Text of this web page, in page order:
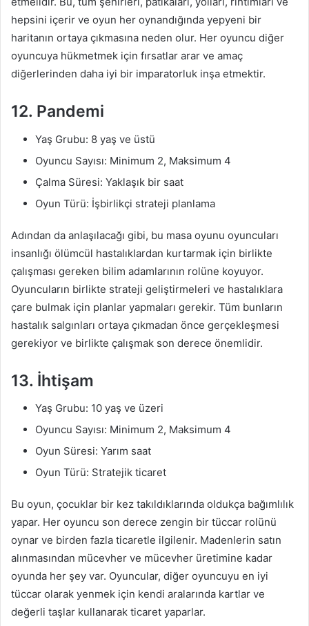
hepsini içerir ve oyun her oynandığında yepyeni bir
haritanın ortaya çıkmasına neden olur. Her oyuncu diğer
oyuncuya hükmetmek için fırsatlar arar ve amaç
diğerlerinden daha iyi bir imparatorluk inşa etmektir.
12. Pandemi
Yaş Grubu: 8 yaş ve üstü
Oyuncu Sayısı: Minimum 2, Maksimum 4
Çalma Süresi: Yaklaşık bir saat
Oyun Türü: İşbirlikçi strateji planlama
Adından da anlaşılacağı gibi, bu masa oyunu oyuncuları
insanlığı ölümcül hastalıklardan kurtarmak için birlikte
çalışması gereken bilim adamlarının rolüne koyuyor.
Oyuncuların birlikte strateji geliştirmeleri ve hastalıklara
çare bulmak için planlar yapmaları gerekir. Tüm bunların
hastalık salgınları ortaya çıkmadan önce gerçekleşmesi
gerekiyor ve birlikte çalışmak son derece önemlidir.
13. İhtişam
Yaş Grubu: 10 yaş ve üzeri
Oyuncu Sayısı: Minimum 2, Maksimum 4
Oyun Süresi: Yarım saat
Oyun Türü: Stratejik ticaret
Bu oyun, çocuklar bir kez takıldıklarında oldukça bağımlılık
yapar. Her oyuncu son derece zengin bir tüccar rolünü
oynar ve birden fazla ticaretle ilgilenir. Madenlerin satın
alınmasından mücevher ve mücevher üretimine kadar
oyunda her şey var. Oyuncular, diğer oyuncuyu en iyi
tüccar olarak yenmek için kendi aralarında kartlar ve
değerli taşlar kullanarak ticaret yaparlar.